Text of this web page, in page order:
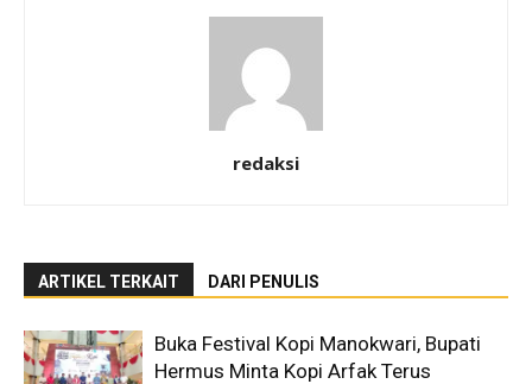
redaksi
ARTIKEL TERKAIT DARI PENULIS
Buka Festival Kopi Manokwari, Bupati
Hermus Minta Kopi Arfak Terus